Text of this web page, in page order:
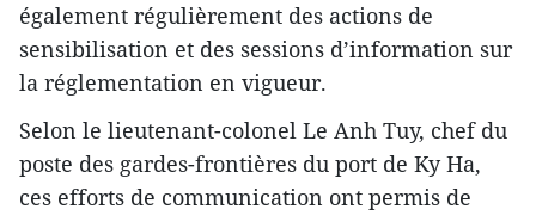
également régulièrement des actions de
sensibilisation et des sessions d’information sur
la réglementation en vigueur.
Selon le lieutenant-colonel Le Anh Tuy, chef du
poste des gardes-frontières du port de Ky Ha,
ces efforts de communication ont permis de